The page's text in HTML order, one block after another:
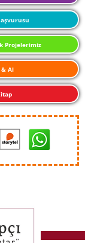
Projelerimiz
& Al